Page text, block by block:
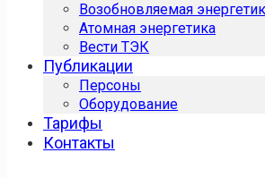
Возобновляемая
Атомная энергетика
Вести ТЭК
Публикации
Персоны
Оборудование
Тарифы
Контакты